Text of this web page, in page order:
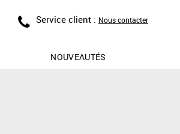
Service client : Nous contacter
NOUVEAUTÉS